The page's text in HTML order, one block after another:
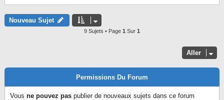
Nouveau Sujet
9 Sujets • Page 1 Sur 1
Aller
Permissions Du Forum
Vous ne pouvez pas publier de nouveaux sujets dans ce forum